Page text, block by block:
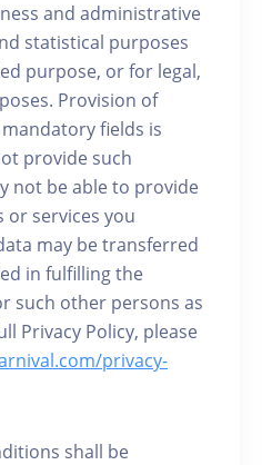
and administrative
statistical purposes
purpose, or for legal,
Provision of
fields is
provide such
not be able to provide
services you
may be transferred
in fulfilling the
such other persons as
Privacy Policy, please
privacy-
shall be